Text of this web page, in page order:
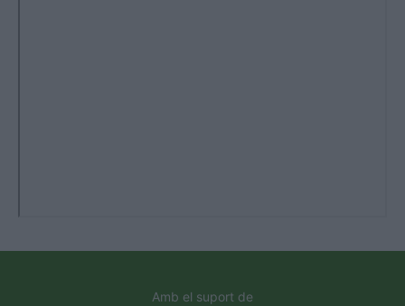
Amb el suport de